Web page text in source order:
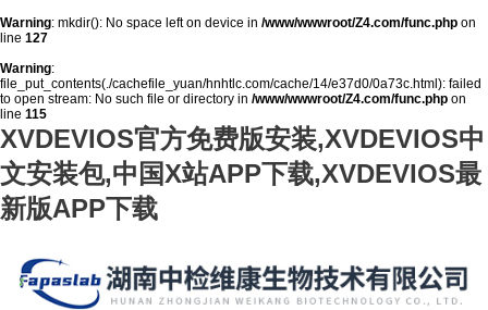
Warning: mkdir(): No space left on device in /www/wwwroot/Z4.com/func.php on
line 127
Warning:
file_put_contents(./cachefile_yuan/hnhtlc.com/cache/14/e37d0/0a73c.html): failed
to open stream: No such file or directory in /www/wwwroot/Z4.com/func.php on
line 115
XVDEVIOS官方免费版安装,XVDEVIOS中
文安装包,中国X站APP下载,XVDEVIOS最
新版APP下载